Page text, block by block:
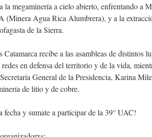
la megaminería a cielo abierto, enfrentando a
(Minera Agua Rica Alumbrera), y a la
de la Sierra.
Catamarca recibe a las asambleas de distintos
en defensa del territorio y de la vida,
General de la Presidencia, Karina
de litio y de cobre.
fecha y sumate a participar de la 39° UAC!